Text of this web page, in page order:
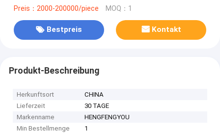
Preis：2000-200000/piece MOQ：1
Bestpreis Kontakt
Produkt-Beschreibung
Herkunftsort
CHINA
Lieferzeit
30 TAGE
Markenname
HENGFENGYOU
Min Bestellmenge
1